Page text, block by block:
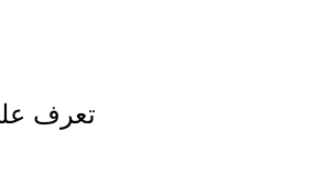
تعرف